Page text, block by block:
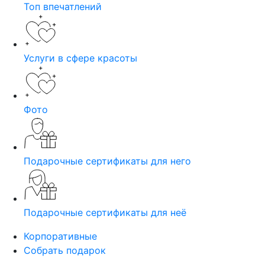
Топ впечатлений
Услуги в сфере красоты
Фото
Подарочные сертификаты для него
Подарочные сертификаты для неё
Корпоративные
Собрать подарок